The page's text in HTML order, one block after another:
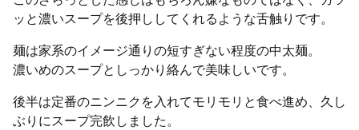
ッと濃いスープを後押ししてくれるような舌触りです。
麺は家系のイメージ通りの短すぎない程度の中太麺。
濃いめのスープとしっかり絡んで美味しいです。
後半は定番のニンニクを入れてモリモリと食べ進め、久し
ぶりにスープ完飲しました。